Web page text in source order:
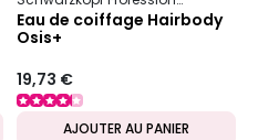
Eau de coiffage Hairbody
Osis+
19,73 €
AJOUTER AU PANIER